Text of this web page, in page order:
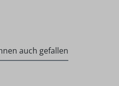
auch gefallen